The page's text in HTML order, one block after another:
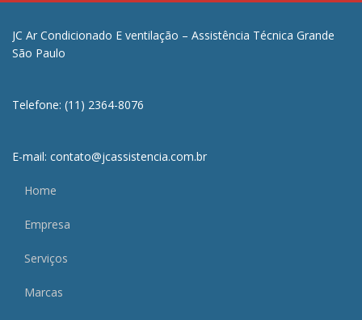
JC Ar Condicionado E ventilação – Assistência Técnica Grande
São Paulo
Telefone: (11) 2364-8076
E-mail: contato@jcassistencia.com.br
Home
Empresa
Serviços
Marcas